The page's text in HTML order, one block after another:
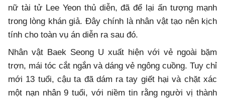
nữ tài tử Lee Yeon thủ diễn, đã để lại ấn tượng mạnh
trong lòng khán giả. Đây chính là nhân vật tạo nên kịch
tính cho toàn vụ án diễn ra sau đó.
Nhân vật Baek Seong U xuất hiện với vẻ ngoài bặm
trợn, mái tóc cắt ngắn và dáng vẻ ngông cuồng. Tuy chỉ
mới 13 tuổi, cậu ta đã dám ra tay giết hại và chặt xác
một nạn nhân 9 tuổi, với niềm tin rằng người vị thành